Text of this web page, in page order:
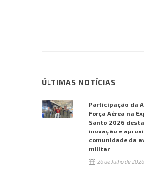
ÚLTIMAS NOTÍCIAS
Participação da
Força Aérea na
Santo 2026
inovação e
comunidade da
militar
26 de Julho de 2026